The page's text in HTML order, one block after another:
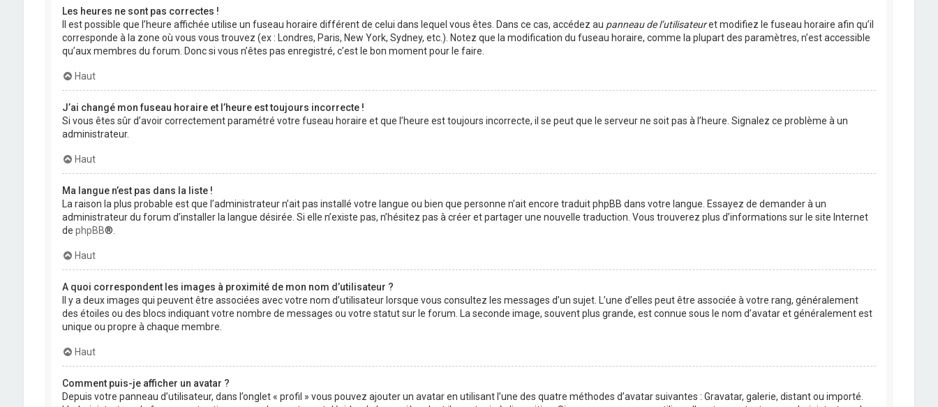
Les heures ne sont pas correctes !
Il est possible que l’heure affichée utilise un fuseau horaire différent de celui dans lequel vous êtes. Dans ce cas, accédez au panneau de l’utilisateuret modifiez le fuseau horaire afin qu’il
corresponde à la zone où vous vous trouvez (ex : Londres, Paris, New York, Sydney, etc.). Notez que la modification du fuseau horaire, comme la plupart des paramètres, n’est accessible
qu’aux membres du forum. Donc si vous n’êtes pas enregistré, c’est le bon moment pour le faire.
Haut
J’ai changé mon fuseau horaire et l’heure est toujours incorrecte !
Si vous êtes sûr d’avoir correctement paramétré votre fuseau horaire et que l’heure est toujours incorrecte, il se peut que le serveur ne soit pas à l’heure. Signalez ce problème à un
administrateur.
Haut
Ma langue n’est pas dans la liste !
La raison la plus probable est que l’administrateur n’ait pas installé votre langue ou bien que personne n’ait encore traduit phpBB dans votre langue. Essayez de demander à un
administrateur du forum d’installer la langue désirée. Si elle n’existe pas, n’hésitez pas à créer et partager une nouvelle traduction. Vous trouverez plus d’informations sur le site Internet
de phpBB®.
Haut
A quoi correspondent les images à proximité de mon nom d’utilisateur ?
Il y a deux images qui peuvent être associées avec votre nom d’utilisateur lorsque vous consultez les messages d’un sujet. L’une d’elles peut être associée à votre rang, généralement
des étoiles ou des blocs indiquant votre nombre de messages ou votre statut sur le forum. La seconde image, souvent plus grande, est connue sous le nom d’avatar et généralement est
unique ou propre à chaque membre.
Haut
Comment puis-je afficher un avatar ?
Depuis votre panneau d’utilisateur, dans l’onglet « profil » vous pouvez ajouter un avatar en utilisant l’une des quatre méthodes d’avatar suivantes : Gravatar, galerie, distant ou importé.